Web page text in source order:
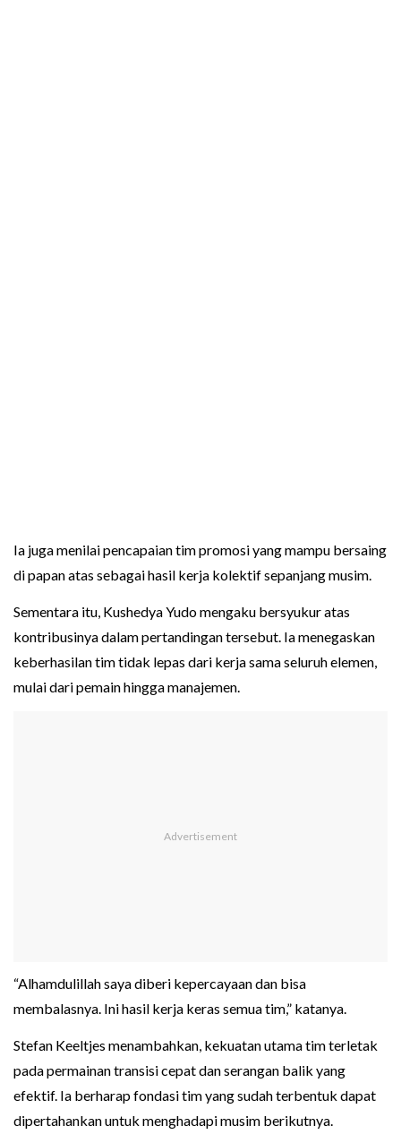
Ia juga menilai pencapaian tim promosi yang mampu bersaing
di papan atas sebagai hasil kerja kolektif sepanjang musim.
Sementara itu, Kushedya Yudo mengaku bersyukur atas
kontribusinya dalam pertandingan tersebut. Ia menegaskan
keberhasilan tim tidak lepas dari kerja sama seluruh elemen,
mulai dari pemain hingga manajemen.
“Alhamdulillah saya diberi kepercayaan dan bisa
membalasnya. Ini hasil kerja keras semua tim,” katanya.
Stefan Keeltjes menambahkan, kekuatan utama tim terletak
pada permainan transisi cepat dan serangan balik yang
efektif. Ia berharap fondasi tim yang sudah terbentuk dapat
dipertahankan untuk menghadapi musim berikutnya.